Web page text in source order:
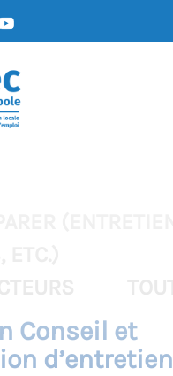
Conseil et
d’entretien